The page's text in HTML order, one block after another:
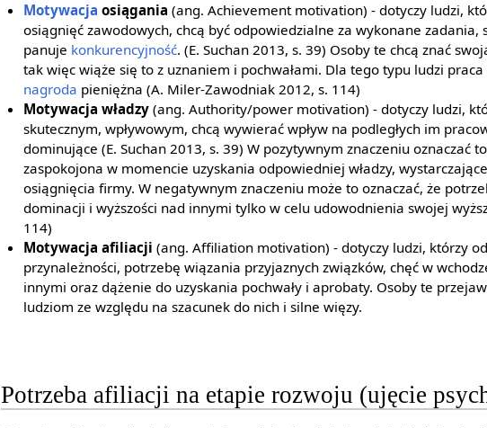
Motywacja osiągania (ang. Achievement motivation) - dotyczy ludzi,
osiągnięć zawodowych, chcą być odpowiedzialne za wykonane zadania,
panuje konkurencyjność. (E. Suchan 2013, s. 39) Osoby te chcą znać
tak więc wiąże się to z uznaniem i pochwałami. Dla tego typu ludzi
nagroda pieniężna (A. Miler-Zawodniak 2012, s. 114)
Motywacja władzy(ang. Authority/power motivation) - dotyczy ludzi,
skutecznym, wpływowym, chcą wywierać wpływ na podległych im
dominujące (E. Suchan 2013, s. 39) W pozytywnym znaczeniu oznaczać
zaspokojona w momencie uzyskania odpowiedniej władzy,
osiągnięcia firmy. W negatywnym znaczeniu może to oznaczać, że
dominacji i wyższości nad innymi tylko w celu udowodnienia swojej
114)
Motywacja afiliacji (ang. Affiliation motivation) - dotyczy ludzi, którzy
przynależności, potrzebę wiązania przyjaznych związków, chęć w
innymi oraz dążenie do uzyskania pochwały i aprobaty. Osoby te
ludziom ze względu na szacunek do nich i silne więzy.
Potrzeba afiliacji na etapie rozwoju (ujęcie